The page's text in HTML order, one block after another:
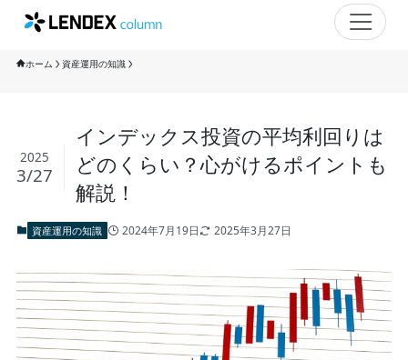
ホーム 資産運用の知識
インデックス投資の平均利回りは
どのくらい？心がけるポイントも
解説！
2025
3/27
資産運用の知識 2024年7月19日 2025年3月27日